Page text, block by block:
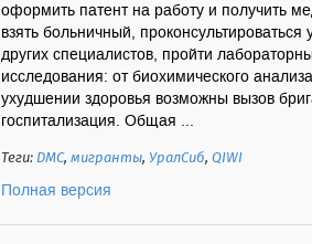
оформить патент на работу и получить
взять больничный,
других специалистов, пройти
исследования: от биохимического
ухудшении здоровья возможны вызов
госпитализация. Общая ...
Теги:ДМС,мигранты, УралСиб,QIWI
Полная версия